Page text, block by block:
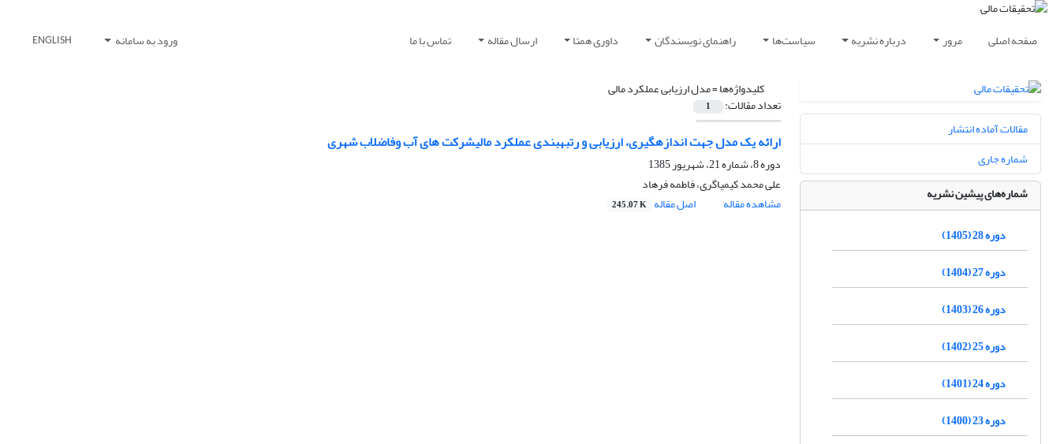
صفحه اصلی مرور درباره نشریه سیاست‌ها راهنمای نویسندگان داوری همتا ارسال مقاله تماس با ما ورود به سامانه ENGLISH
کلیدواژه‌ها =مدل ارزیابی عملکرد مالی
تعداد مقالات: 1
ارائه یک مدل جهت اندازه‏گیری، ارزیابی و رتبه‏بندی عملکرد مالیشرکت های آب وفاضلاب شهری
دوره 8، شماره 21، شهریور 1385
علی محمد کیمیاگری، فاطمه فرهاد
مشاهده مقاله
اصل مقاله 245.07 K
مقالات آماده انتشار
شماره جاری
شماره‌های پیشین نشریه
دوره 28 (1405)
دوره 27 (1404)
دوره 26 (1403)
دوره 25 (1402)
دوره 24 (1401)
دوره 23 (1400)